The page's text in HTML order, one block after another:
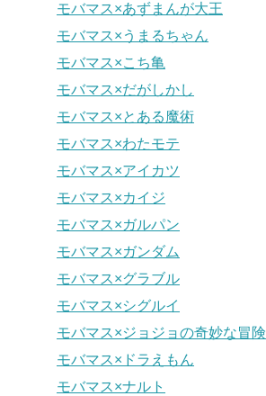
モバマス×あずまんが大王
モバマス×うまるちゃん
モバマス×こち亀
モバマス×だがしかし
モバマス×とある魔術
モバマス×わたモテ
モバマス×アイカツ
モバマス×カイジ
モバマス×ガルパン
モバマス×ガンダム
モバマス×グラブル
モバマス×シグルイ
モバマス×ジョジョの奇妙な冒険
モバマス×ドラえもん
モバマス×ナルト